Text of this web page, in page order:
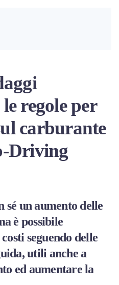
regole per
carburante
Driving
sé un aumento delle
è possibile
seguendo delle
utili anche a
ed aumentare la